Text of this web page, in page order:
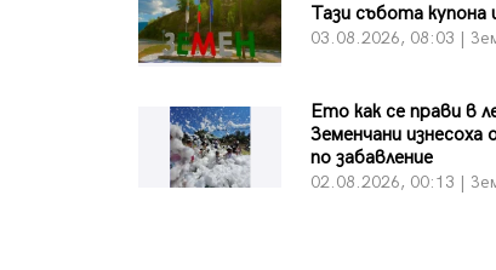
Тази събота
03.08.2026, 08:03 |
Ето как се прави в
Земенчани
по забавление
02.08.2026, 00:13 |